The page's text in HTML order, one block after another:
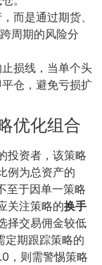
而是通过期货、
周期的风险分
损线，当单个头
仓，避免亏损扩
优化组合
投资者，该策略
例为总资产的
至于因单一策略
关注策略的换手
择交易佣金较低
定期跟踪策略的
，则需警惕策略